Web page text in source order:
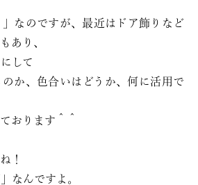
なのですが、最近はドア飾りなど
あり、
して
か、色合いはどうか、何に活用で
おります＾＾
！
なんですよ。